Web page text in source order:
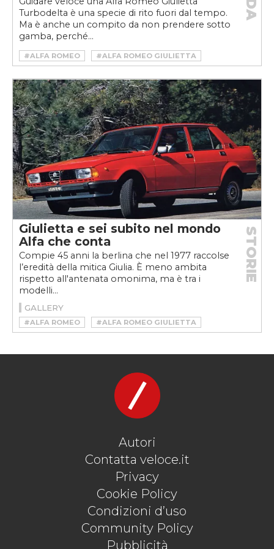
Turbodelta è una specie di rito fuori dal tempo.
Ma è anche un compito da non prendere sotto
gamba, perché...
#ALFA ROMEO
#ALFA ROMEO GIULIETTA
#ALFA ROMEO GIULIETTA TURBODELTA
#ALFA ROMEO GIULIETTA TURBOLENTA PROVA
#ALFA ROMEO GIULIETTA TURBOLENTA TEST
#GIULIETTA TURBODELTA
Giulietta e sei subito nel mondo
Alfa che conta
Compie 45 anni la berlina che nel 1977 raccolse
l’eredità della mitica Giulia. È meno ambita
rispetto all'antenata omonima, ma è tra i
modelli...
STORIE
GALLERY
#ALFA ROMEO
#ALFA ROMEO GIULIETTA
#GIULIETTA
Autori
Contatta veloce.it
Privacy
Cookie Policy
Condizioni d’uso
Community Policy
Pubblicità